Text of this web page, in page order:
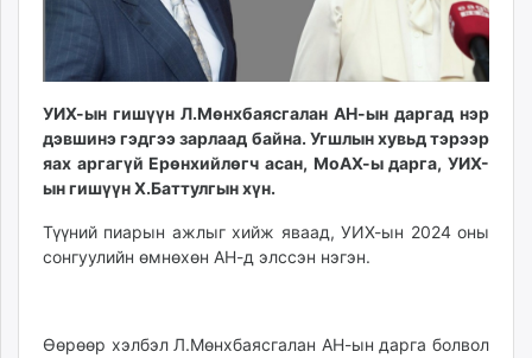
zarig.mn
zuv.mn
mminfo.mn
ugluu.mn
urlag.mn
unen.mn
asu.mn
shudarga.mn
isee.mn
УИХ-ын гишүүн Л.Мөнхбаясгалан АН-ын даргад нэр
дэвшинэ гэдгээ зарлаад байна. Угшлын хувьд тэрээр
яах аргагүй Ерөнхийлөгч асан, МоАХ-ы дарга, УИХ-
ын гишүүн Х.Баттулгын хүн.
Түүний пиарын ажлыг хийж яваад, УИХ-ын 2024 оны
сонгуулийн өмнөхөн АН-д элссэн нэгэн.
Өөрөөр хэлбэл Л.Мөнхбаясгалан АН-ын дарга болвол